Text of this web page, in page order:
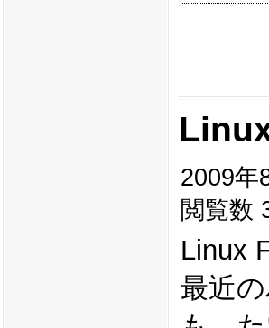
2009年
閲覧数
Linux
最近